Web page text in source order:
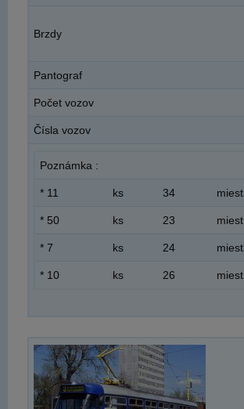
Brzdy
Pantograf
Počet vozov
Čísla vozov
Poznámka :
* 11 ks 34 miest
* 50 ks 23 miest
* 7 ks 24 miest
* 10 ks 26 miest